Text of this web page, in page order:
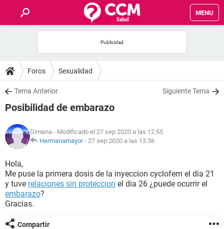
MENU
FOROS
SALUD
NUTRICIÓN
BIENESTAR
SEXUALIDAD
GLOSARIO
Foros Sexualidad
Tema Anterior Siguiente Tema
Posibilidad de embarazo
Gimena - Modificado el 27 sep 2020 a las 12:55
Hermanamayor- 27 sep 2020 a las 13:36
Hola,
Me puse la primera dosis de la inyeccion cyclofem el dia 21
y tuve relaciones sin proteccion el dia 26 ¿puede ocurrir el
embarazo?
Gracias.
Compartir